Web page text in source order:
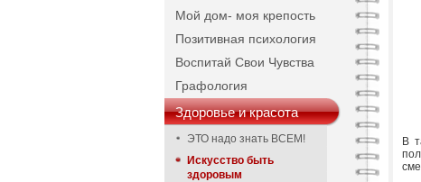
Мой дом- моя крепость
Позитивная психология
Воспитай Свои Чувства
Графология
Здоровье и красота
ЭТО надо знать ВСЕМ!
Искусство быть
здоровым
В